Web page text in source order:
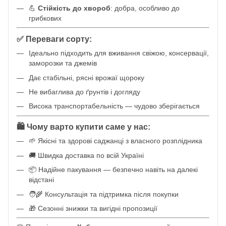
💪 Стійкість до хвороб: добра, особливо до
грибкових
✅ Переваги сорту:
Ідеально підходить для вживання свіжою, консервації,
заморозки та джемів
Дає стабільні, рясні врожаї щороку
Не вибаглива до ґрунтів і догляду
Висока транспортабельність — чудово зберігається
🛍️ Чому варто купити саме у нас:
🌱 Якісні та здорові саджанці з власного розплідника
🚚 Швидка доставка по всій Україні
📦 Надійне пакування — безпечно навіть на далекі
відстані
🧑‍🌾 Консультація та підтримка після покупки
🎁 Сезонні знижки та вигідні пропозиції